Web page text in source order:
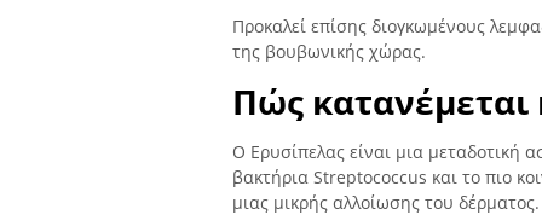
Προκαλεί επίσης διογκωμένους
της βουβωνικής χώρας.
Πώς
Ο Ερυσίπελας είναι μια μεταδοτική
βακτήρια Streptococcus και το πιο
μιας μικρής αλλοίωσης του δέρματος.